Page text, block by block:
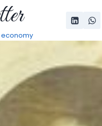
economy